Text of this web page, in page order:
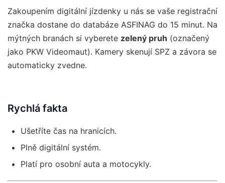
Zakoupením digitální jízdenky u nás se vaše registrační
značka dostane do databáze ASFINAG do 15 minut. Na
mýtných branách si vyberete zelený pruh (označený
jako PKW Videomaut). Kamery skenují SPZ a závora se
automaticky zvedne.
Rychlá fakta
Ušetříte čas na hranicích.
Plně digitální systém.
Platí pro osobní auta a motocykly.